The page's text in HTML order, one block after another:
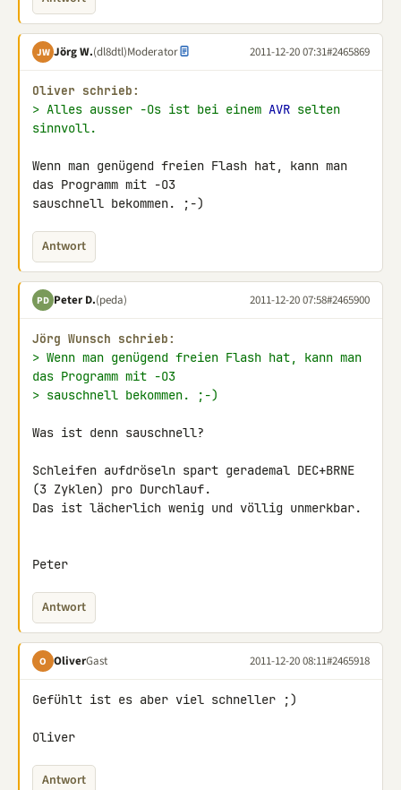
JW Jörg W.(dl8dtl)Moderator 2011-12-20 07:31#2465869
Oliver schrieb:
> Alles ausser -Os ist bei einem AVR selten
sinnvoll.
Wenn man genügend freien Flash hat, kann man
das Programm mit -O3
sauschnell bekommen. ;-)
Antwort
PD Peter D.(peda) 2011-12-20 07:58#2465900
Jörg Wunsch schrieb:
> Wenn man genügend freien Flash hat, kann man
das Programm mit -O3
> sauschnell bekommen. ;-)
Was ist denn sauschnell?
Schleifen aufdröseln spart gerademal DEC+BRNE
(3 Zyklen) pro Durchlauf.
Das ist lächerlich wenig und völlig unmerkbar.
Peter
Antwort
O OliverGast 2011-12-20 08:11#2465918
Gefühlt ist es aber viel schneller ;)
Oliver
Antwort